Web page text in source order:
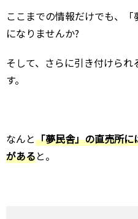
ここまでの情報だけでも、
になりませんか?
そして、さらに引き付けら
す。
なんと「夢民舎」の直売所に
があると。